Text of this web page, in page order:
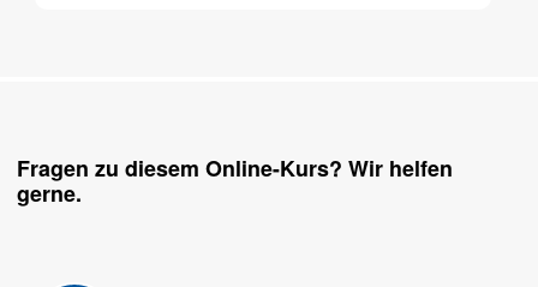
Fragen zu diesem Online-Kurs? Wir helfen
gerne.